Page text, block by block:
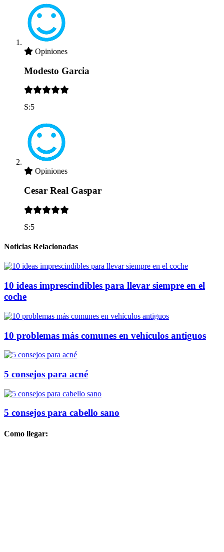
Opiniones
Modesto Garcia
S:5
Opiniones
Cesar Real Gaspar
S:5
Noticias Relacionadas
10 ideas imprescindibles para llevar siempre en el
coche
10 problemas más comunes en vehículos antiguos
5 consejos para acné
5 consejos para cabello sano
Como llegar: